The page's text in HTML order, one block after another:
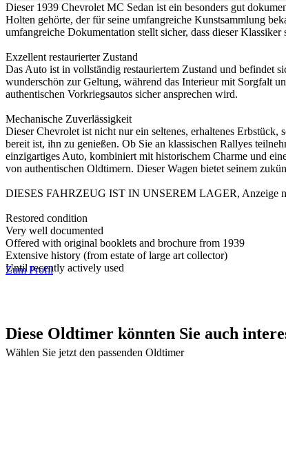
Dieser 1939 Chevrolet MC Sedan ist ein besonders gut
Holten gehörte, der für seine umfangreiche Kunstsammlung
umfangreiche Dokumentation stellt sicher, dass dieser
Exzellent restaurierter Zustand
Das Auto ist in vollständig restauriertem Zustand und befindet
wunderschön zur Geltung, während das Interieur mit Sorgfalt
authentischen Vorkriegsautos sicher ansprechen wird.
Mechanische Zuverlässigkeit
Dieser Chevrolet ist nicht nur ein seltenes, erhaltenes
bereit ist, ihn zu genießen. Ob Sie an klassischen Rallyes
einzigartiges Auto, kombiniert mit historischem Charme und
von authentischen Oldtimern. Dieser Wagen bietet seinem
DIESES FAHRZEUG IST IN UNSEREM LAGER, Anzeige
Restored condition
Very well documented
Offered with original booklets and brochure from 1939
Extensive history (from estate of large art collector)
Until recently actively used
Zum Profil
Diese Oldtimer könnten Sie auch
Wählen Sie jetzt den passenden Oldtimer